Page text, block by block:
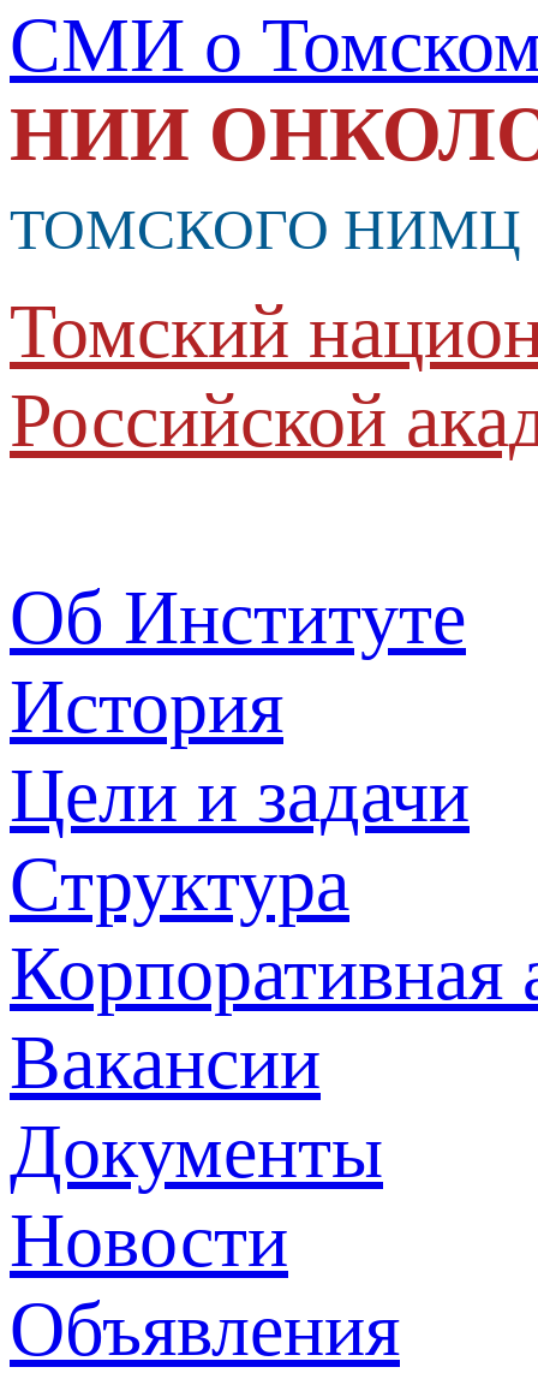
СМИ о
НИИ
ТОМСКОГО НИМЦ
Томский
Российской
Об Институте
История
Цели и задачи
Структура
Корпоративная
Вакансии
Документы
Новости
Объявления